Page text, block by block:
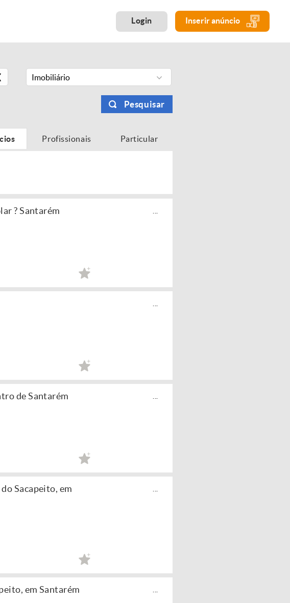
Login Inserir anúncio
Imobiliário
Pesquisar
Profissionais Particular
? Santarém
de Santarém
Sacapeito, em
em Santarém